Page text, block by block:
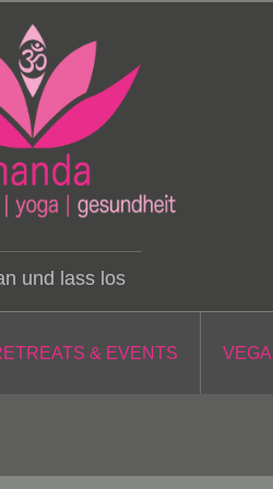
und lass los
& EVENTS